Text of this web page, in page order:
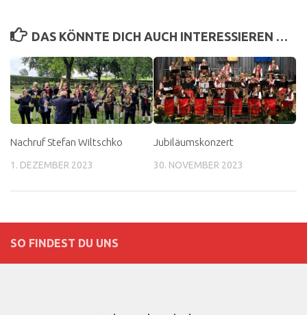
DAS KÖNNTE DICH AUCH INTERESSIEREN …
Nachruf Stefan Wiltschko
1. DEZEMBER 2023
Jubiläumskonzert
30. NOVEMBER 2023
SO FINDEST DU UNS